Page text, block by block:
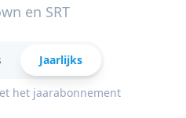
en SRT
Jaarlijks
het jaarabonnement